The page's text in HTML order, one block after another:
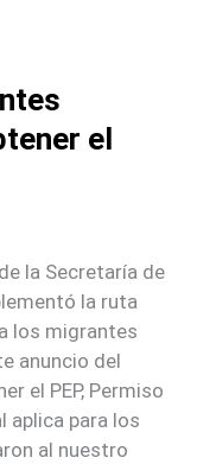
el
la Secretaría de
la ruta
los migrantes
anuncio del
el PEP, Permiso
aplica para los
al nuestro